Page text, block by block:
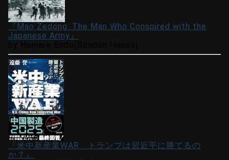
『Mao Zedong: The Man Who Conspired with the
Japanese Army』
『米中新産業WAR トランプは習近平に勝てるの
か？』